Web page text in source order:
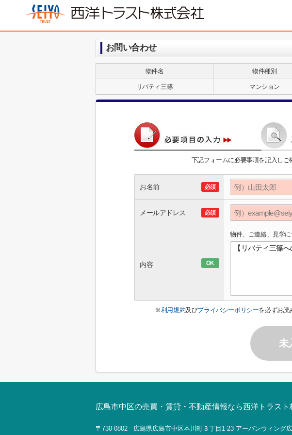
お問い合わせ
物件名 物件種別
リバティ三篠 マンション
下記フォームに必要事項を記入し
お名前 必須
メールアドレス 必須
内容 OK
物件、ご連絡、見学
※利用規約及びプライバシーポリシーを必ずお読
未
広島市中区の売買・賃貸・不動産情報なら西洋トラスト
〒730-0802 広島県広島市中区本川町３丁目1-23 アーバンウィング